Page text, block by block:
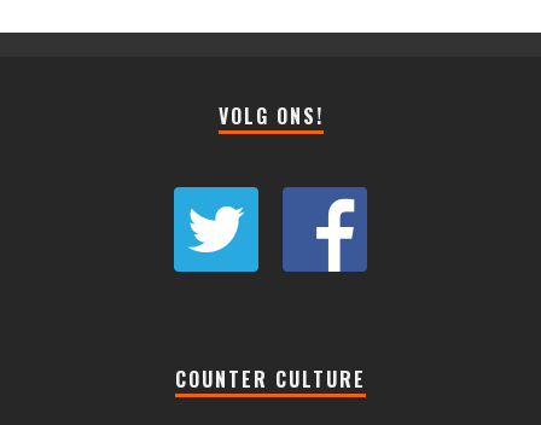
VOLG ONS!
COUNTER CULTURE